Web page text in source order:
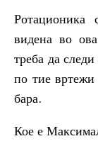
видена во
треба да
по тие вртежи
бара.
Кое е